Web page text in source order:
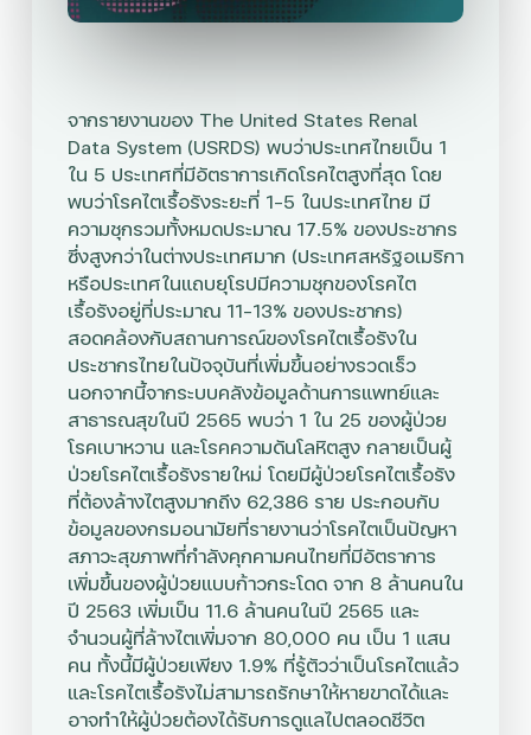
จากรายงานของ The United States Renal
Data System (USRDS) พบว่าประเทศไทยเป็น 1
ใน 5 ประเทศที่มีอัตราการเกิดโรคไตสูงที่สุด โดย
พบว่าโรคไตเรื้อรังระยะที่ 1-5 ในประเทศไทย มี
ความชุกรวมทั้งหมดประมาณ 17.5% ของประชากร
ซึ่งสูงกว่าในต่างประเทศมาก (ประเทศสหรัฐอเมริกา
หรือประเทศในแถบยุโรปมีความชุกของโรคไต
เรื้อรังอยู่ที่ประมาณ 11-13% ของประชากร)
สอดคล้องกับสถานการณ์ของโรคไตเรื้อรังใน
ประชากรไทยในปัจจุบันที่เพิ่มขึ้นอย่างรวดเร็ว
นอกจากนี้จากระบบคลังข้อมูลด้านการแพทย์และ
สาธารณสุขในปี 2565 พบว่า 1 ใน 25 ของผู้ป่วย
โรคเบาหวาน และโรคความดันโลหิตสูง กลายเป็นผู้
ป่วยโรคไตเรื้อรังรายใหม่ โดยมีผู้ป่วยโรคไตเรื้อรัง
ที่ต้องล้างไตสูงมากถึง 62,386 ราย ประกอบกับ
ข้อมูลของกรมอนามัยที่รายงานว่าโรคไตเป็นปัญหา
สภาวะสุขภาพที่กำลังคุกคามคนไทยที่มีอัตราการ
เพิ่มขึ้นของผู้ป่วยแบบก้าวกระโดด จาก 8 ล้านคนใน
ปี 2563 เพิ่มเป็น 11.6 ล้านคนในปี 2565 และ
จำนวนผู้ที่ล้างไตเพิ่มจาก 80,000 คน เป็น 1 แสน
คน ทั้งนี้มีผู้ป่วยเพียง 1.9% ที่รู้ตัวว่าเป็นโรคไตแล้ว
และโรคไตเรื้อรังไม่สามารถรักษาให้หายขาดได้และ
อาจทำให้ผู้ป่วยต้องได้รับการดูแลไปตลอดชีวิต